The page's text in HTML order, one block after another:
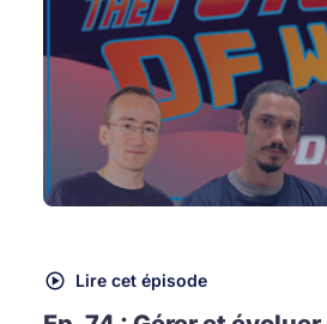
Lire cet épisode